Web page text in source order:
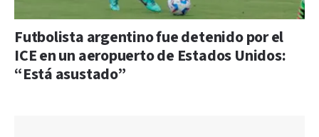
Futbolista argentino fue detenido por el
ICE en un aeropuerto de Estados Unidos:
“Está asustado”